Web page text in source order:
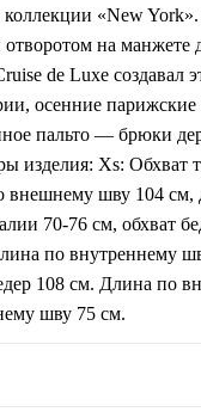
коллекции «New
на манжете
de Luxe создавал
осенние
пальто — брюки
изделия: Xs: Обхват
внешнему шву 104 см,
70-76 см, обхват
по внутреннему
108 см. Длина по
шву 75 см.